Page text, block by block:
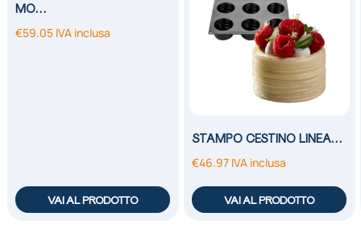
MO…
€59.05 IVA inclusa
VAI AL PRODOTTO
STAMPO CESTINO LINEA…
€46.97 IVA inclusa
VAI AL PRODOTTO